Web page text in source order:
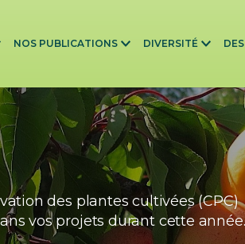
NOS PUBLICATIONS DIVERSITÉ
des plantes cultivées (CPC)
vos projets durant cette année.